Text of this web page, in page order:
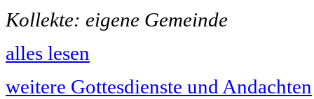
Kollekte: eigene Gemeinde
alles lesen
weitere Gottesdienste und Andachten